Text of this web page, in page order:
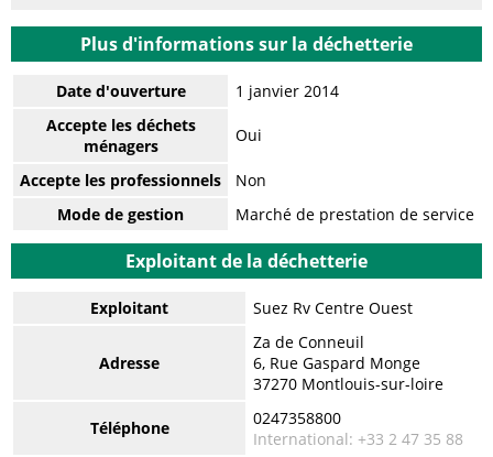
Plus d'informations sur la déchetterie
Date d'ouverture
1 janvier 2014
Accepte les déchets
ménagers
Oui
Accepte les professionnels
Non
Mode de gestion
Marché de prestation de service
Exploitant de la déchetterie
Exploitant Suez Rv Centre Ouest
Adresse
Za de Conneuil
6, Rue Gaspard Monge
37270 Montlouis-sur-loire
Téléphone
0247358800
International: +33 2 47 35 88